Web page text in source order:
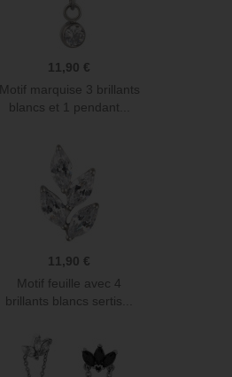
11,90 €
Motif marquise 3 brillants
blancs et 1 pendant...
11,90 €
Motif feuille avec 4
brillants blancs sertis...